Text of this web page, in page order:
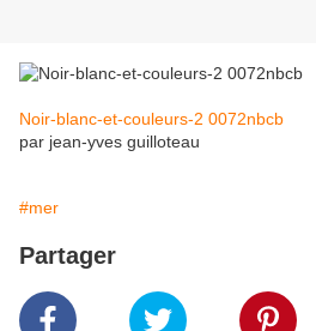
Noir-blanc-et-couleurs-2 0072nbcb
par jean-yves guilloteau
#mer
Partager